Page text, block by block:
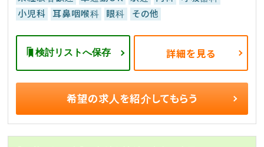
小児科
耳鼻咽喉科 眼科 その他
検討リストへ保存 詳細を見る
希望の求人を紹介してもらう